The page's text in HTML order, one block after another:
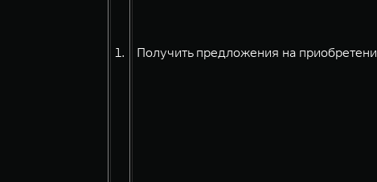
1. Получить предложения на